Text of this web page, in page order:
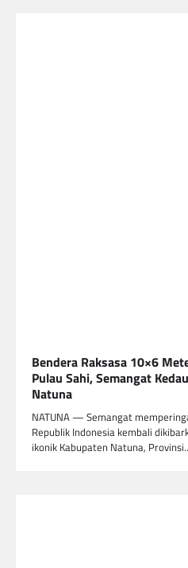
Bendera Raksasa 10×6
Pulau Sahi, Semangat
Natuna
NATUNA — Semangat
Republik Indonesia kembali
ikonik Kabupaten Natuna,